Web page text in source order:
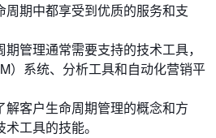
期中都享受到优质的服务和支
管理通常需要支持的技术工具，
）系统、分析工具和自动化营销平
解客户生命周期管理的概念和方
工具的技能。